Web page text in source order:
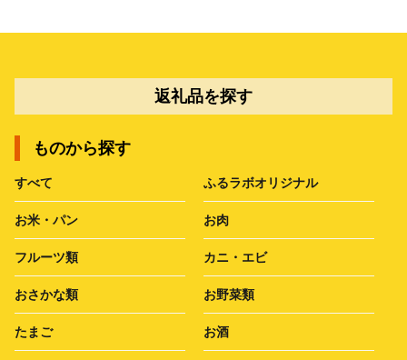
返礼品を探す
ものから探す
すべて ふるラボオリジナル
お米・パン お肉
フルーツ類 カニ・エビ
おさかな類 お野菜類
たまご お酒